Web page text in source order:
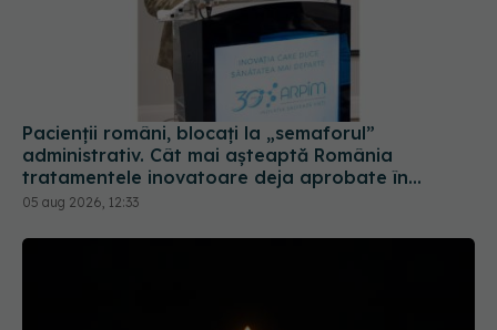
Pacienții români, blocați la „semaforul”
administrativ. Cât mai așteaptă România
tratamentele inovatoare deja aprobate în
Europa
05 aug 2026, 12:33